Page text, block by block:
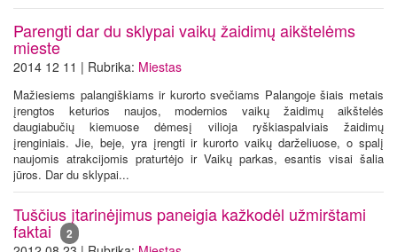
Parengti dar du sklypai vaikų žaidimų aikštelėms
mieste
2014 12 11 | Rubrika: Miestas
Mažiesiems palangiškiams ir kurorto svečiams Palangoje šiais metais
įrengtos keturios naujos, modernios vaikų žaidimų aikštelės
daugiabučių kiemuose dėmesį vilioja ryškiaspalviais žaidimų
įrenginiais. Jie, beje, yra įrengti ir kurorto vaikų darželiuose, o spalį
naujomis atrakcijomis praturtėjo ir Vaikų parkas, esantis visai šalia
jūros. Dar du sklypai...
Tuščius įtarinėjimus paneigia kažkodėl užmirštami
faktai 2